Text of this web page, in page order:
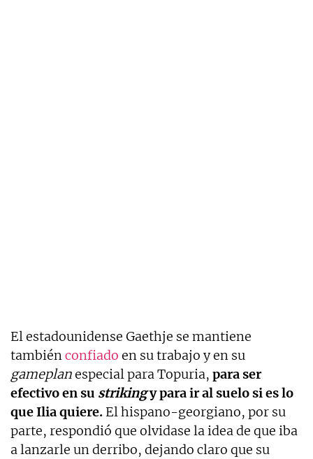
El estadounidense Gaethje se mantiene
tambiénconfiado en su trabajo y en su
gameplanespecial para Topuria, para ser
efectivo en su strikingy para ir al suelo si es lo
que Ilia quiere. El hispano-georgiano, por su
parte, respondió que olvidase la idea de que iba
a lanzarle un derribo, dejando claro que su